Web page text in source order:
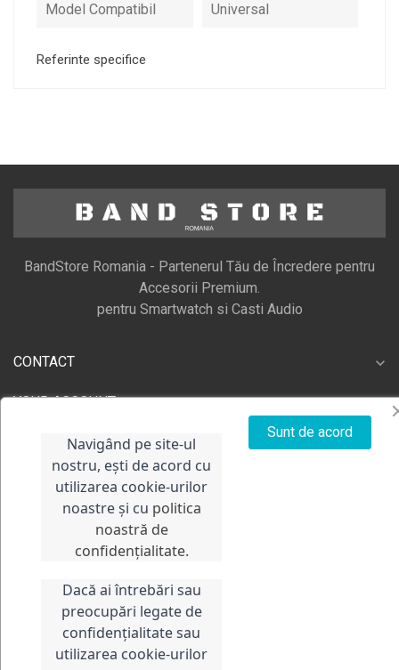
Model Compatibil Universal
Referinte specifice
BandStore Romania - Partenerul Tău de Încredere pentru
Accesorii Premium.
pentru Smartwatch si Casti Audio
CONTACT expand_more
YOUR ACCOUNT expand_more
LINK-URI UTILE
Copyright 2023Band StoreToate drepturile rezervate
Navigând pe site-ul
nostru, ești de acord cu
utilizarea cookie-urilor
noastre și cu politica
noastră de
confidențialitate.
Dacă ai întrebări sau
preocupări legate de
confidențialitate sau
utilizarea cookie-urilor
Sunt de acord